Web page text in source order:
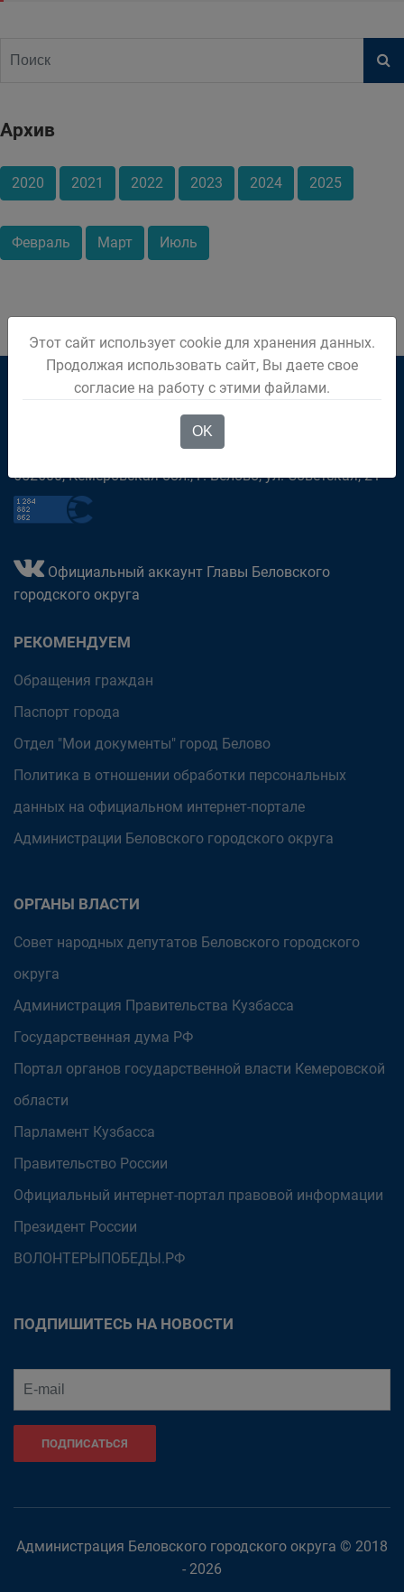
Архив
2020 2021 2022 2023 2024 2025
Февраль Март Июль
приёмная (38452) 2-81-37
дежурный (38452) 2-01-96
652600, Кемеровская обл., г. Белово, ул. Советская, 21
Официальный аккаунт Главы Беловского
городского округа
РЕКОМЕНДУЕМ
Обращения граждан
Паспорт города
Отдел "Мои документы" город Белово
Политика в отношении обработки персональных
данных на официальном интернет-портале
Администрации Беловского городского округа
ОРГАНЫ ВЛАСТИ
Совет народных депутатов Беловского городского
округа
Администрация Правительства Кузбасса
Государственная дума РФ
Портал органов государственной власти Кемеровской
области
Парламент Кузбасса
Правительство России
Официальный интернет-портал правовой информации
Президент России
ВОЛОНТЕРЫПОБЕДЫ.РФ
ПОДПИШИТЕСЬ НА НОВОСТИ
ПОДПИСАТЬСЯ
Администрация Беловского городского округа © 2018
- 2026
Этот сайт использует cookie для хранения данных.
Продолжая использовать сайт, Вы даете свое
согласие на работу с этими файлами.
OK